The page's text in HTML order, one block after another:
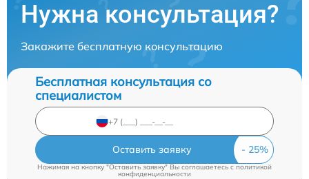
Нужна консультация?
Закажите бесплатную консультацию
Бесплатная консультация со
специалистом
Оставить заявку
Нажимая на кнопку "Оставить заявку" Вы соглашаетесь cполитикой
конфиденциальности